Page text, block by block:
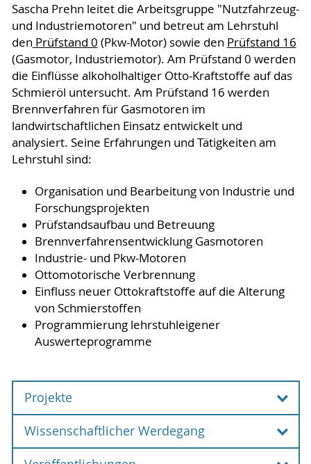
Sascha Prehn leitet die Arbeitsgruppe "Nutzfahrzeug-
und Industriemotoren" und betreut am Lehrstuhl
den Prüfstand 0 (Pkw-Motor) sowie den Prüfstand 16
(Gasmotor, Industriemotor). Am Prüfstand 0 werden
die Einflüsse alkoholhaltiger Otto-Kraftstoffe auf das
Schmieröl untersucht. Am Prüfstand 16 werden
Brennverfahren für Gasmotoren im
landwirtschaftlichen Einsatz entwickelt und
analysiert. Seine Erfahrungen und Tätigkeiten am
Lehrstuhl sind:
Organisation und Bearbeitung von Industrie und
Forschungsprojekten
Prüfstandsaufbau und Betreuung
Brennverfahrensentwicklung Gasmotoren
Industrie- und Pkw-Motoren
Ottomotorische Verbrennung
Einfluss neuer Ottokraftstoffe auf die Alterung
von Schmierstoffen
Programmierung lehrstuhleigener
Auswerteprogramme
Projekte
Projekte
Wissenschaftlicher Werdegang